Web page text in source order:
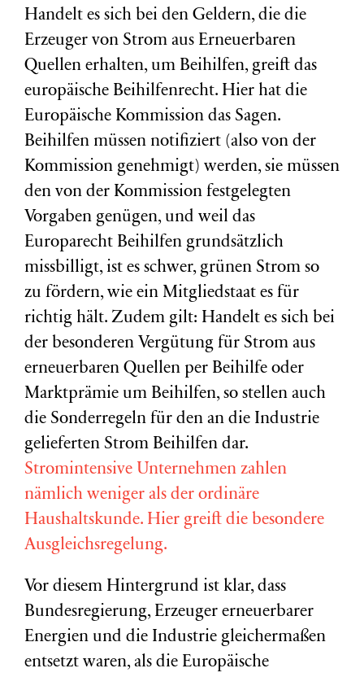
Handelt es sich bei den Geldern, die die
Erzeuger von Strom aus Erneuerbaren
Quellen erhalten, um Beihilfen, greift das
europäische Beihilfenrecht. Hier hat die
Europäische Kommission das Sagen.
Beihilfen müssen notifiziert (also von der
Kommission genehmigt) werden, sie müssen
den von der Kommission festgelegten
Vorgaben genügen, und weil das
Europarecht Beihilfen grundsätzlich
missbilligt, ist es schwer, grünen Strom so
zu fördern, wie ein Mitgliedstaat es für
richtig hält. Zudem gilt: Handelt es sich bei
der besonderen Vergütung für Strom aus
erneuerbaren Quellen per Beihilfe oder
Marktprämie um Beihilfen, so stellen auch
die Sonderregeln für den an die Industrie
gelieferten Strom Beihilfen dar.
Stromintensive Unternehmen zahlen
nämlich weniger als der ordinäre
Haushaltskunde. Hier greift die besondere
Ausgleichsregelung.
Vor diesem Hintergrund ist klar, dass
Bundesregierung, Erzeuger erneuerbarer
Energien und die Industrie gleichermaßen
entsetzt waren, als die Europäische